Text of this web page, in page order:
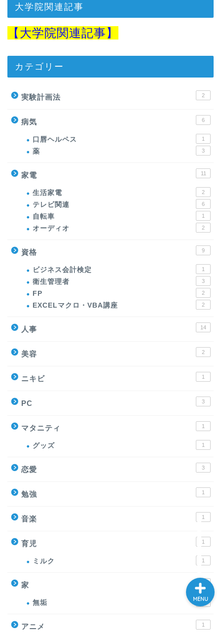
大学院関連記事
【 大学院関連記事】
カテゴリー
実験計画法 2
病気 6
口唇ヘルペス 1
薬 3
家電 11
生活家電 2
テレビ関連 6
自転車 1
オーディオ 2
資格 9
ビジネス会計検定 1
衛生管理者 3
FP 2
EXCELマクロ・VBA講座 2
人事 14
美容 2
ニキビ 1
PC 3
マタニティ 1
グッズ 1
恋愛 3
勉強 1
音楽 1
育児 1
ミルク 1
家
無垢 1
アニメ 1
MENU